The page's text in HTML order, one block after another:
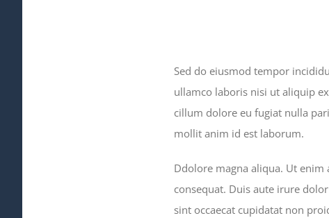
Sed do eiusmod tempor
ullamco laboris nisi ut aliquip
cillum dolore eu fugiat nulla
mollit anim id est laborum.
Ddolore magna aliqua. Ut
consequat. Duis aute irure
sint occaecat cupidatat non